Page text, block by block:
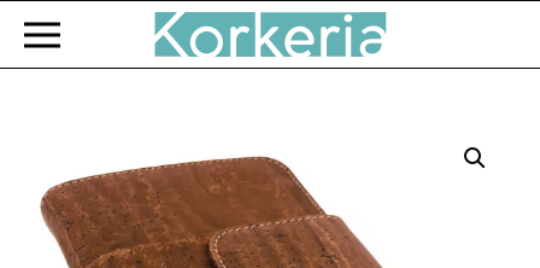
Zum Hauptinhalt springen